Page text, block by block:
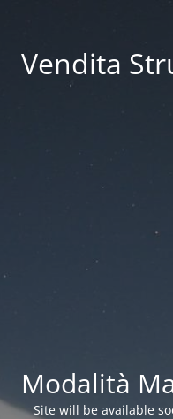
Vendita
Modalità
Site will be available